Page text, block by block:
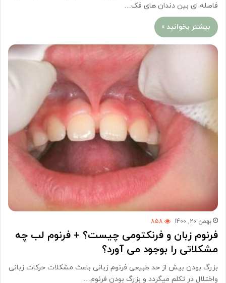
فاصله ای بین دندان های فک…
بیشتر بخوانید »
بهمن 20, 1400 858
فرنوم زبان و فرنکتومی چیست؟ + فرنوم لب چه
مشکلاتی را بوجود می ‌آورد؟
بزرگ بودن بیش از حد طبیعی فرنوم زبانی باعث مشکلات حرکات زبانی
واختلال در تکلم میگردد و بزرگ بودن فرنوم…